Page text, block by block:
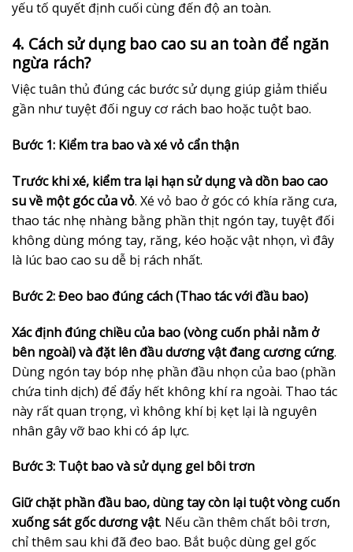
yếu tố quyết định cuối cùng đến độ an toàn.
4. Cách sử dụng bao cao su an toàn để ngăn
ngừa rách?
Việc tuân thủ đúng các bước sử dụng giúp giảm thiểu
gần như tuyệt đối nguy cơ rách bao hoặc tuột bao.
Bước 1: Kiểm tra bao và xé vỏ cẩn thận
Trước khi xé, kiểm tra lại hạn sử dụng và dồn bao cao
su về một góc của vỏ. Xé vỏ bao ở góc có khía răng cưa,
thao tác nhẹ nhàng bằng phần thịt ngón tay, tuyệt đối
không dùng móng tay, răng, kéo hoặc vật nhọn, vì đây
là lúc bao cao su dễ bị rách nhất.
Bước 2: Đeo bao đúng cách (Thao tác với đầu bao)
Xác định đúng chiều của bao (vòng cuốn phải nằm ở
bên ngoài) và đặt lên đầu dương vật đang cương cứng.
Dùng ngón tay bóp nhẹ phần đầu nhọn của bao (phần
chứa tinh dịch) để đẩy hết không khí ra ngoài. Thao tác
này rất quan trọng, vì không khí bị kẹt lại là nguyên
nhân gây vỡ bao khi có áp lực.
Bước 3: Tuột bao và sử dụng gel bôi trơn
Giữ chặt phần đầu bao, dùng tay còn lại tuột vòng cuốn
xuống sát gốc dương vật. Nếu cần thêm chất bôi trơn,
chỉ thêm sau khi đã đeo bao. Bắt buộc dùng gel gốc